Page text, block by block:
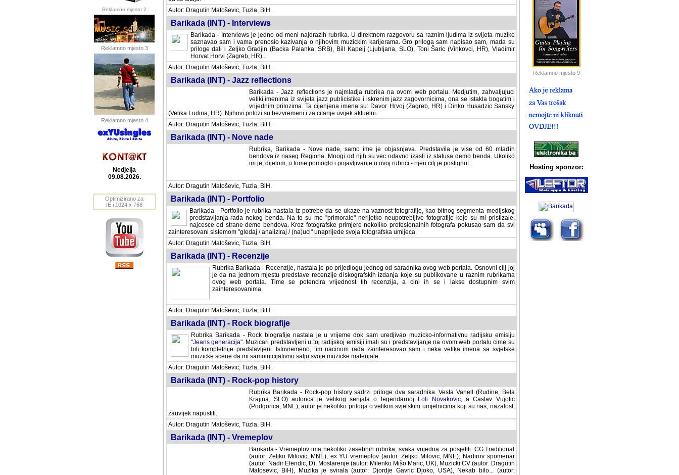
Reklamno mjesto 2
Reklamno mjesto 3
Reklamno mjesto 4
Nedjelja
09.08.2026.
Optimizirano za
IE i 1024 x 768
Autor: Dragutin Matoševic, Tuzla, BiH.
Barikada (INT) - Interviews
Barikada - Interviews je jedno od meni najdrazih rubrika. U direktnom razgovoru sa raznim ljudima iz svijeta muzike
saznavao sam i vama prenosio kazivanja o njihovim muzickim karijerama. Gro priloga sam napisao sam, mada su
priloge dali i Zeljko Gradjin (Backa Palanka, SRB), Bill Kapelj (Ljubljana, SLO), Toni Šaric (Vinkovci, HR), Vladimir
Horvat Horvi (Zagreb, HR)...
Autor: Dragutin Matoševic, Tuzla, BiH.
Barikada (INT) - Jazz reflections
Barikada - Jazz reflections je najmladja rubrika na ovom web portalu. Medjutim, zahvaljujuci veliki
imenima iz svijeta jazz publicistike i iskrenim jazz zagovornicima, ona se istakla bogatim i
vrijednim prilozima. Ta cijenjena imena su: Davor Hrvoj (Zagreb, HR) i Dinko Husadzic Sansky
(Velika Ludina, HR). Njihovi prilozi su bezvremeni i za citanje uvijek aktuelni.
Autor: Dragutin Matoševic, Tuzla, BiH.
Barikada (INT) - Nove nade
Rubrika, Barikada - Nove nade, samo ime je objasnjava. Predstavila je vise od 60 mladih
bendova iz naseg Regiona. Mnogi od njih su vec odavno izasli iz statusa demo benda. Ukoliko im
je, dijelom, u tome pomoglo i pojavljivanje u ovoj rubrici - njen cilj je postignut.
Autor: Dragutin Matoševic, Tuzla, BiH.
Barikada (INT) - Portfolio
Barikada - Portfolio je rubrika nastala iz potrebe da se ukaze na vaznost fotografije, kao bitnog segmenta medijskog
predstavljanja rada nekog benda. Na to su me "primorale" nerijetko neupotrebljive fotografije koje su mi pristizale,
najcesce od strane demo bendova. Kroz fotografske primjere nekoliko profesionalnih fotografa pokusao sam da svi
zainteresovani sistemom "gledaj / analiziraj / (na)uci" unaprijede svoja fotografska umijeca.
Autor: Dragutin Matoševic, Tuzla, BiH.
Barikada (INT) - Recenzije
Rubrika Barikada - Recenzije, nastala je po prijedlogu jednog od saradnika ovog web portala. Osnovni cilj joj
je da na jednom mjestu predstave recenzije diskografskih izdanja koje su publikovane u raznim rubrikama
ovog web portala. Time se potencira vrijednost tih recenzija, a cini ih se i lakse dostupnim svim
zainteresovanima.
Autor: Dragutin Matoševic, Tuzla, BiH.
Barikada (INT) - Rock biografije
Rubrika Barikada - Rock biografije nastala je u vrijeme dok sam uredjivao muzicko-informativnu radijsku emisiju
"Jeans generacija". Muzicari predstavljeni u toj radijskoj emisiji imali su i predstavljanje na ovom web portalu cime su
bili kompletnije predstavljeni. Istovremeno, tim nacinom rada zainteresovao sam i neka velika imena sa svjetske
muzicke scene da mi samoinicijativno salju svoje muzicke materijale.
Autor: Dragutin Matoševic, Tuzla, BiH.
Barikada (INT) - Rock-pop history
Rubrika Barikada - Rock-pop history sadrzi priloge dva saradnika. Vesta Vanell (Rudine, Bela
Krajina, SLO) autorica je velikog serijala o legendarnoj
Loli Novakovic, a Caslav Vujotic
(Podgorica, MNE), autor je nekoliko priloga o velikim svjetskim umjetnicima koji su nas, nazalost,
zauvijek napustili.
Autor: Dragutin Matoševic, Tuzla, BiH.
Barikada (INT) - Vremeplov
Barikada - Vremeplov ima nekoliko zasebnih rubrika, svaka vrijedna za posjetiti: CG Traditional
(autor: Zeljko Milovic, MNE), ex YU vremeplov (autor: Zeljko Milovic, MNE), Nadirov spomenar
(autor: Nadir Efendic, D), Mostarenje (autor: Milenko Mišo Maric, UK), Muzicki CV (autor: Dragutin
Matosevic, BiH), Muzika je svirala (autor: Djordje Gavric Djoko, USA), Nekab bilo... (autor:
Reklamno mjesto 9
Hosting sponzor: